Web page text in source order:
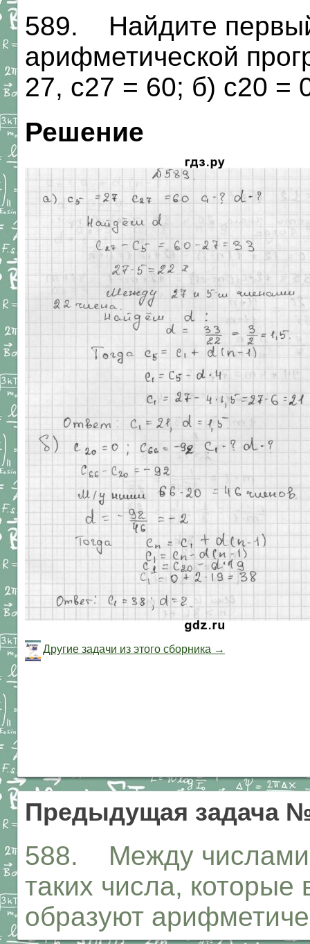
589. Найдите
арифметической
27, с27 = 60; б) с20 =
Решение
Другие задачи из этого сборника →
Предыдущая задача
588. Между числами
таких числа,
образуют